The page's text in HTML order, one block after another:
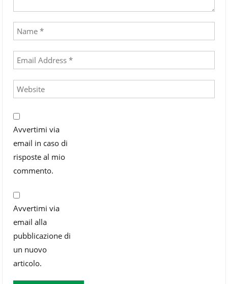
Avvertimi via
email in caso di
risposte al mio
commento.
Avvertimi via
email alla
pubblicazione di
un nuovo
articolo.